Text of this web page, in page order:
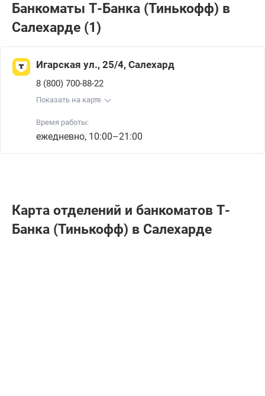
Банкоматы Т-Банкa (Тинькофф) в
Салехарде (1)
Игарская ул., 25/4, Салехард
8 (800) 700-88-22
Показать на карте
Время работы:
ежедневно, 10:00–21:00
Карта отделений и банкоматов Т-
Банкa (Тинькофф) в Салехарде